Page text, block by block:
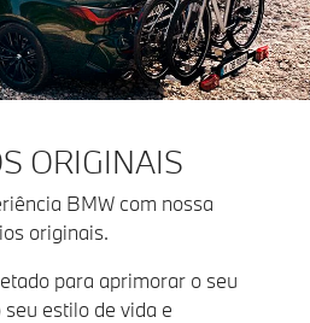
ORIGINAIS
BMW com nossa
originais.
para aprimorar o seu
estilo de vida e